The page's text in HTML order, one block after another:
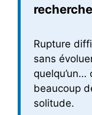
Rupture
sans
beaucoup
solitude.